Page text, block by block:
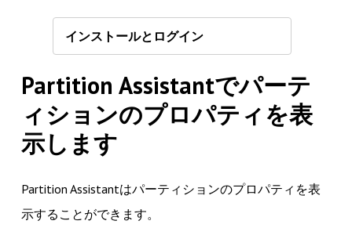
インストールとログイン
Partition Assistantでパーテ
ィションのプロパティを表
示します
Partition Assistantはパーティションのプロパティを表
示することができます。